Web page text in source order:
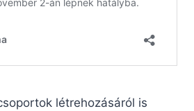
létrehozásáról is